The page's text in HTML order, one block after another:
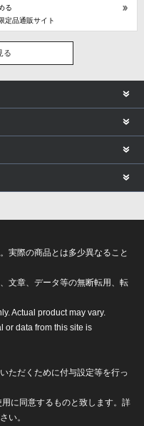
る
定品通販サイト
る
実際の商品とは多少異なること
文章、データ等の無断転用、転
Actual product may vary.
or data from this site is
ただくために付与設定等を行っ
に同意するものと致します。詳
い。